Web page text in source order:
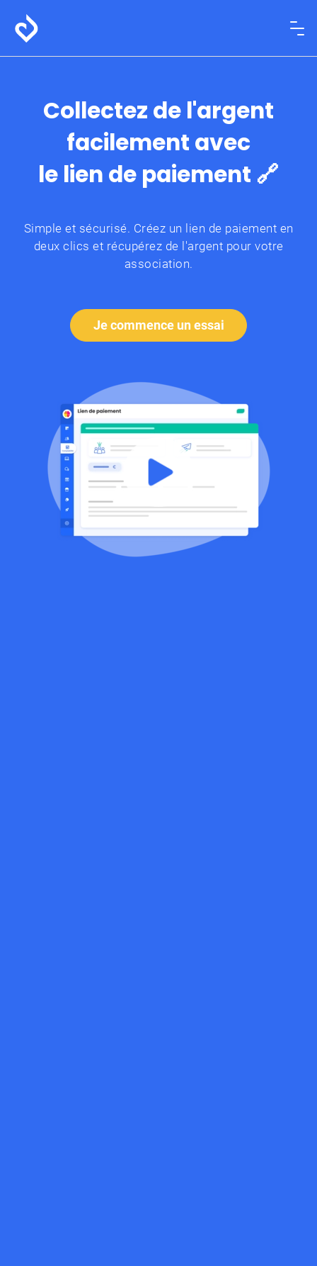
Collectez de l'argent
facilement avec
le lien de paiement 🔗
Simple et sécurisé. Créez un lien de paiement en
deux clics et récupérez de l'argent pour votre
association.
Je commence un essai